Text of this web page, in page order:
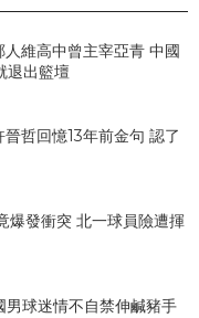
維高中曾主宰亞青 中國
退出籃壇
哲回憶13年前金句 認了
發衝突 北一球員險遭揮
球迷情不自禁伸鹹豬手